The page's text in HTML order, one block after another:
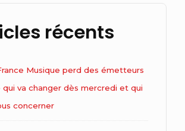
récents
Musique perd des émetteurs
qui va changer dès mercredi et qui
concerner